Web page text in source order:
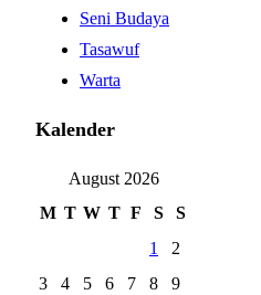
Seni Budaya
Tasawuf
Warta
Kalender
August 2026
M T W T F S
S
1
2
3
4 5 6 7 8
9